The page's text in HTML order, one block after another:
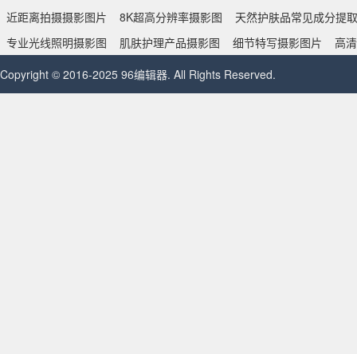
近距离拍摄摄影图片 8K超高分辨率摄影图
天然护肤品常见成分提
专业光线照明摄影图
肌肤护理产品摄影图 细节特写摄影图片
高
Copyright © 2016-2025 96编辑器. All Rights Reserved.